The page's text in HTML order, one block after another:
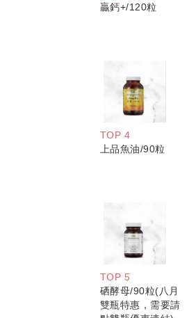
贏鈣+/120粒
TOP 4
上品魚油/90粒
TOP 5
硒酵母/90粒(八月
雙瓶特惠，需要請